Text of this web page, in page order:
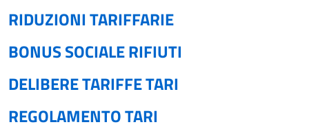
RIDUZIONI TARIFFARIE
BONUS SOCIALE RIFIUTI
DELIBERE TARIFFE TARI
REGOLAMENTO TARI